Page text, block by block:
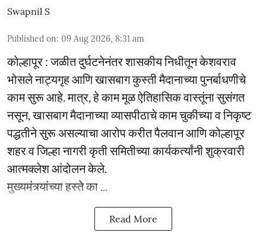
Swapnil S
Published on: 09 Aug 2026, 8:31 am
कोल्हापूर : जळीत दुर्घटनेनंतर शासकीय निधीतून केशवराव
भोसले नाट्यगृह आणि खासबाग कुस्ती मैदानाच्या पुनर्बाधणीचे
काम सुरू आहे. मात्र, हे काम मूळ ऐतिहासिक वास्तूंना सुसंगत
नसून, खासबाग मैदानाच्या व्यासपीठाचे काम चुकीच्या व निकृष्ट
पद्धतीने सुरू असल्याचा आरोप करीत पैलवान आणि कोल्हापूर
शहर व जिल्हा नागरी कृती समितीच्या कार्यकर्त्यांनी शुक्रवारी
आत्मक्लेश आंदोलन केले.
मुख्यमंत्र्यांच्या हस्ते का ...
Read More